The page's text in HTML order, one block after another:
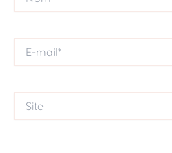
mail*